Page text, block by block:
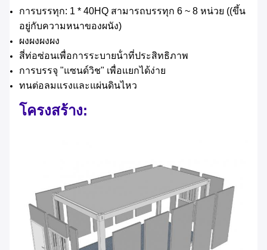
การบรรทุก: 1 * 40HQ สามารถบรรทุก 6 ~ 8 หน่วย ((ขึ้น
อยู่กับความหนาของผนัง)
ผงผงผงผง
สี่ท่อซ่อนเพื่อการระบายน้ําที่ประสิทธิภาพ
การบรรจุ "แซนด์วิช" เพื่อแยกได้ง่าย
ทนต่อลมแรงและแผ่นดินไหว
โครงสร้าง: